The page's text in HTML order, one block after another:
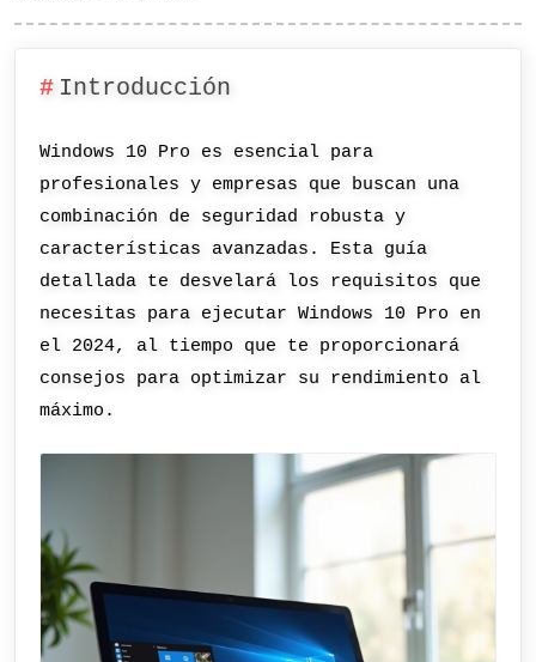
Introducción
Windows 10 Pro es esencial para
profesionales y empresas que buscan una
combinación de seguridad robusta y
características avanzadas. Esta guía
detallada te desvelará los requisitos que
necesitas para ejecutar Windows 10 Pro en
el 2024, al tiempo que te proporcionará
consejos para optimizar su rendimiento al
máximo.